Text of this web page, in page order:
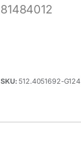
81484012
SKU: 512.4051692-G124